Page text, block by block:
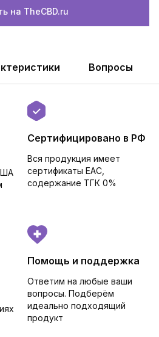
на TheCBD.ru
Вопросы
Сертифицировано в РФ
Вся продукция имеет
сертификаты EAC,
cодержание ТГК 0%
Помощь и поддержка
Ответим на любые ваши
вопросы. Подберём
идеально подходящий
продукт